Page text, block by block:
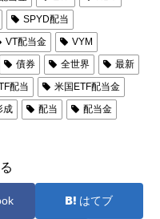
SPYD配当
VT配当金
VYM
債券 全世界
最新
配当
米国ETF配当金
成 配当
配当金
はてブ